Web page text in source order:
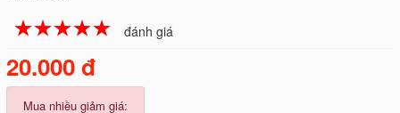
☆☆☆☆☆
★★★★★ đánh giá
20.000 đ
Mua nhiều giảm giá: